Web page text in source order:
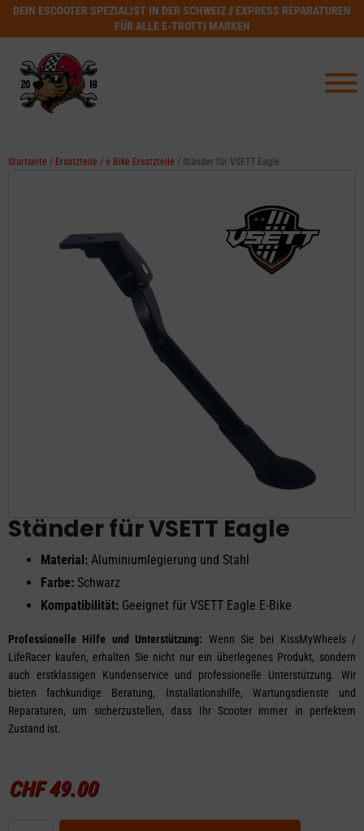
DEIN ESCOOTER SPEZIALIST IN DER SCHWEIZ // EXPRESS REPARATUREN
FÜR ALLE E-TROTTI MARKEN
Startseite / Ersatzteile / e Bike Ersatzteile / Ständer für VSETT Eagle
Ständer für VSETT Eagle
Material: Aluminiumlegierung und Stahl
Farbe: Schwarz
Kompatibilität: Geeignet für VSETT Eagle E-Bike
Professionelle Hilfe und Unterstützung: Wenn Sie bei KissMyWheels /
LifeRacer kaufen, erhalten Sie nicht nur ein überlegenes Produkt, sondern
auch erstklassigen Kundenservice und professionelle Unterstützung. Wir
bieten fachkundige Beratung, Installationshilfe, Wartungsdienste und
Reparaturen, um sicherzustellen, dass Ihr Scooter immer in perfektem
Zustand ist.
CHF49.00